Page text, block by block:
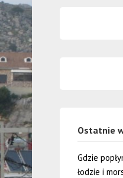
Ostatnie
Gdzie
łodzie i